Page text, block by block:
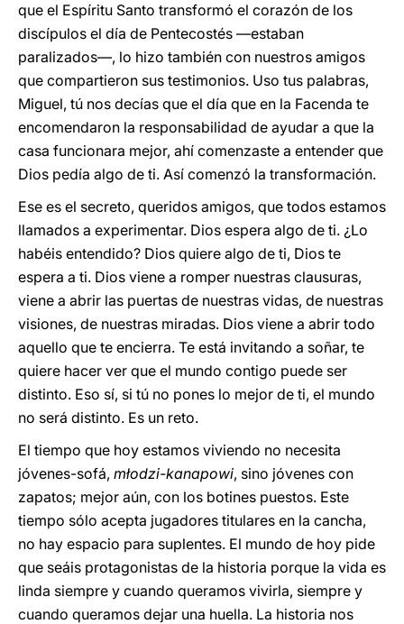
que el Espíritu Santo transformó el corazón de los
discípulos el día de Pentecostés ―estaban
paralizados―, lo hizo también con nuestros amigos
que compartieron sus testimonios. Uso tus palabras,
Miguel, tú nos decías que el día que en la Facenda te
encomendaron la responsabilidad de ayudar a que la
casa funcionara mejor, ahí comenzaste a entender que
Dios pedía algo de ti. Así comenzó la transformación.
Ese es el secreto, queridos amigos, que todos estamos
llamados a experimentar. Dios espera algo de ti. ¿Lo
habéis entendido? Dios quiere algo de ti, Dios te
espera a ti. Dios viene a romper nuestras clausuras,
viene a abrir las puertas de nuestras vidas, de nuestras
visiones, de nuestras miradas. Dios viene a abrir todo
aquello que te encierra. Te está invitando a soñar, te
quiere hacer ver que el mundo contigo puede ser
distinto. Eso sí, si tú no pones lo mejor de ti, el mundo
no será distinto. Es un reto.
El tiempo que hoy estamos viviendo no necesita
jóvenes-sofá, młodzi-kanapowi, sino jóvenes con
zapatos; mejor aún, con los botines puestos. Este
tiempo sólo acepta jugadores titulares en la cancha,
no hay espacio para suplentes. El mundo de hoy pide
que seáis protagonistas de la historia porque la vida es
linda siempre y cuando queramos vivirla, siempre y
cuando queramos dejar una huella. La historia nos